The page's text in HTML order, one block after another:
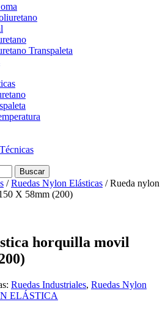
Transpaleta
Buscar
/Ruedas Nylon Elásticas / Rueda nylon
X 58mm (200)
horquilla movil
Ruedas Industriales, Ruedas Nylon
ELÁSTICA